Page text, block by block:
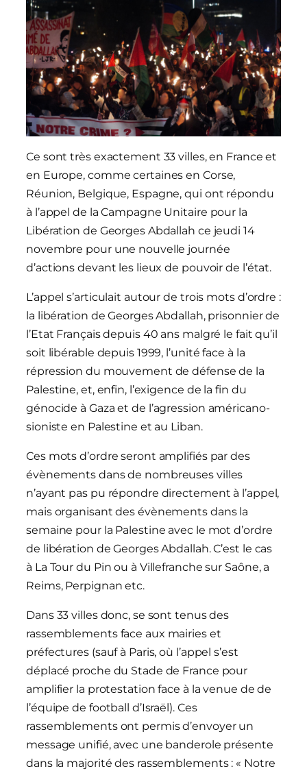
Ce sont très exactement 33 villes, en France et
en Europe, comme certaines en Corse,
Réunion, Belgique, Espagne, qui ont répondu
à l’appel de la Campagne Unitaire pour la
Libération de Georges Abdallah ce jeudi 14
novembre pour une nouvelle journée
d’actions devant les lieux de pouvoir de l’état.
L’appel s’articulait autour de trois mots d’ordre :
la libération de Georges Abdallah, prisonnier de
l’Etat Français depuis 40 ans malgré le fait qu’il
soit libérable depuis 1999, l’unité face à la
répression du mouvement de défense de la
Palestine, et, enfin, l’exigence de la fin du
génocide à Gaza et de l’agression américano-
sioniste en Palestine et au Liban.
Ces mots d’ordre seront amplifiés par des
évènements dans de nombreuses villes
n’ayant pas pu répondre directement à l’appel,
mais organisant des évènements dans la
semaine pour la Palestine avec le mot d’ordre
de libération de Georges Abdallah. C’est le cas
à La Tour du Pin ou à Villefranche sur Saône, a
Reims, Perpignan etc.
Dans 33 villes donc, se sont tenus des
rassemblements face aux mairies et
préfectures (sauf à Paris, où l’appel s’est
déplacé proche du Stade de France pour
amplifier la protestation face à la venue de de
l’équipe de football d’Israël). Ces
rassemblements ont permis d’envoyer un
message unifié, avec une banderole présente
dans la majorité des rassemblements : « Notre